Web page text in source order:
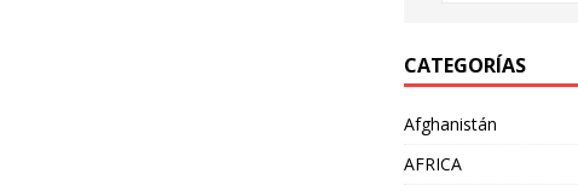
CATEGORÍAS
Afghanistán
AFRICA